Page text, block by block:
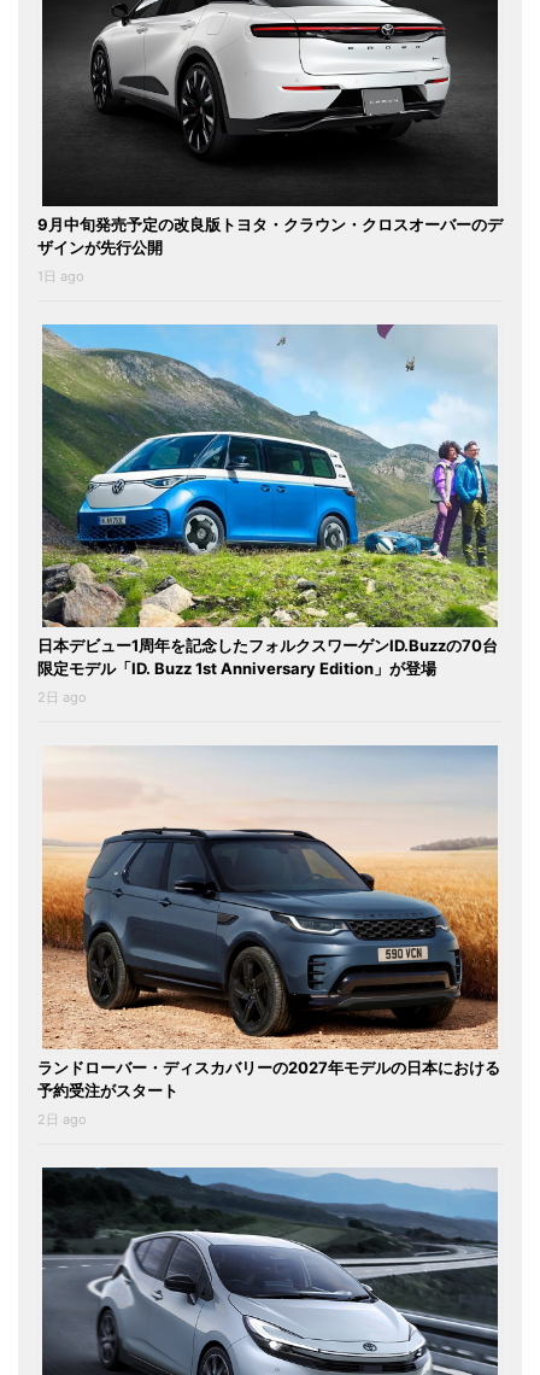
9月中旬発売予定の改良版トヨタ・クラウン・クロスオーバーのデ
ザインが先行公開
1日 ago
日本デビュー1周年を記念したフォルクスワーゲンID.Buzzの70台
限定モデル「ID. Buzz 1st Anniversary Edition」が登場
2日 ago
ランドローバー・ディスカバリーの2027年モデルの日本における
予約受注がスタート
2日 ago